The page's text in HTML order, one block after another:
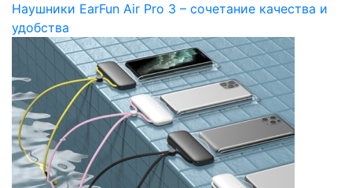
Наушники EarFun Air Pro 3 – сочетание качества и
удобства